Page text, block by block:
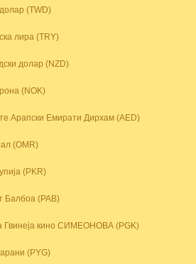
(TWD)
лира (TRY)
долар (NZD)
(NOK)
Арапски Емирати Дирхам (AED)
(OMR)
(PKR)
Балбоа (PAB)
Гвинеја кино СИМЕОНОВА (PGK)
(PYG)